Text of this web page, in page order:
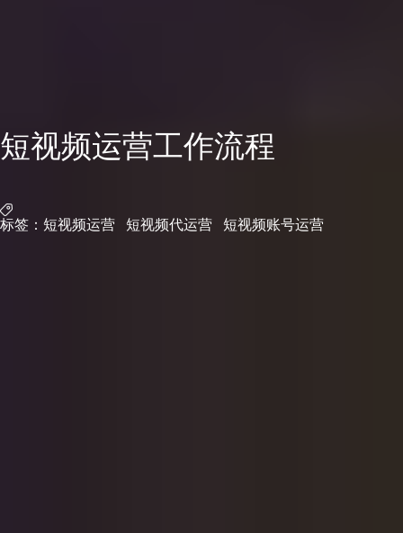
短视频运营工作流程
标签： 短视频运营 短视频代运营 短视频账号运营